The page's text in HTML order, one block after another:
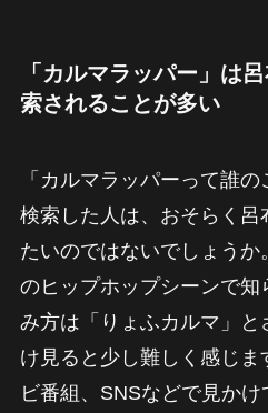
「カルマラッパー」は
索されることが多い
「カルマラッパーって誰
検索した人は、おそらく呂
たいのではないでしょう
のヒップホップシーンで
み方は「りょふカルマ」
け見ると少し難しく感じ
ビ番組、SNSなどで見か